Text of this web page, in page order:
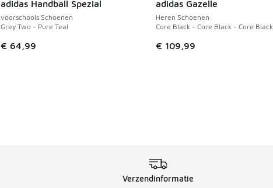
adidas Handball Spezial
voorschools Schoenen
Grey Two - Pure Teal
€ 64,99
adidas Gazelle
Heren Schoenen
Core Black - Core Black - Core Black
€ 109,99
Verzendinformatie